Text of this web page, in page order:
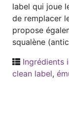
label qui joue
de remplacer
propose
squalène
Ingrédients
clean label,